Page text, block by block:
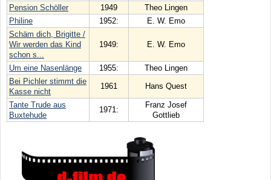
Pension Schöller 1949
Theo Lingen
Philine
1952:
E. W. Emo
Schäm dich, Brigitte /
Wir werden das Kind
schon s...
1949: E. W. Emo
Um eine Nasenlänge 1955:
Theo Lingen
Bei Pichler stimmt die
Kasse nicht
1961 Hans Quest
Tante Trude aus
Buxtehude
1971:
Franz Josef
Gottlieb